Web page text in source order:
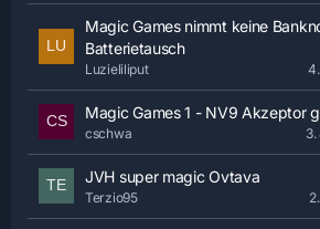
Magic Games nimmt keine
Batterietausch
Luzieliliput
Magic Games 1 - NV9 Akzeptor
cschwa
JVH super magic Ovtava
Terzio95